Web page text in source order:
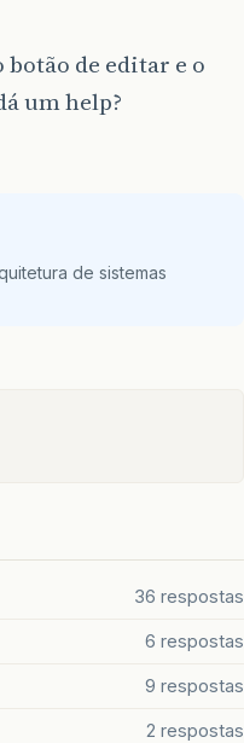
de editar e o
um help?
de sistemas
36 respostas
6 respostas
9 respostas
2 respostas